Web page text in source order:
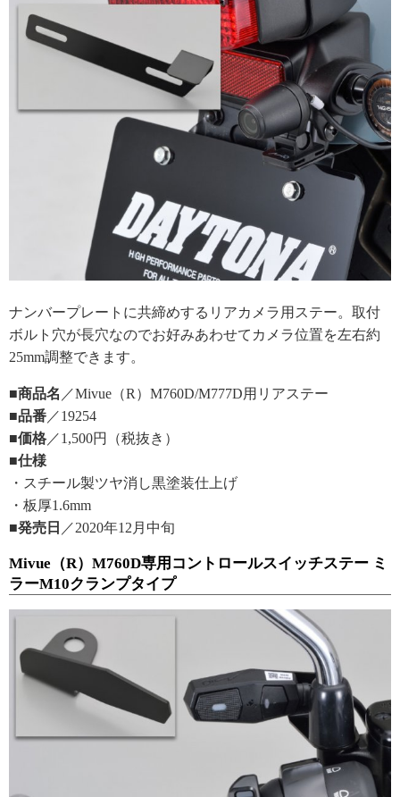
ナンバープレートに共締めするリアカメラ用ステー。取付
ボルト穴が長穴なのでお好みあわせてカメラ位置を左右約
25mm調整できます。
■商品名 ／Mivue（R）M760D/M777D用リアステー
■品番 ／19254
■価格 ／1,500円（税抜き）
■仕様
・スチール製ツヤ消し黒塗装仕上げ
・板厚1.6mm
■発売日 ／2020年12月中旬
Mivue（R）M760D専用コントロールスイッチステー ミ
ラーM10クランプタイプ